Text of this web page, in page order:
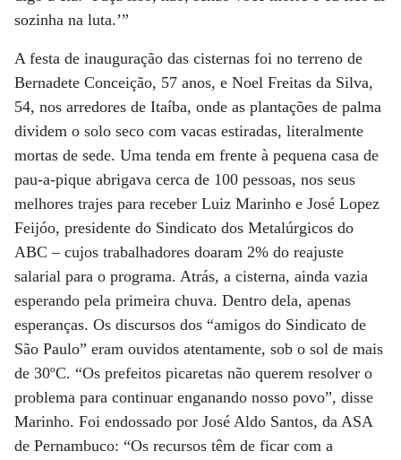
sozinha na luta.’”
A festa de inauguração das cisternas foi no terreno de
Bernadete Conceição, 57 anos, e Noel Freitas da Silva,
54, nos arredores de Itaíba, onde as plantações de palma
dividem o solo seco com vacas estiradas, literalmente
mortas de sede. Uma tenda em frente à pequena casa de
pau-a-pique abrigava cerca de 100 pessoas, nos seus
melhores trajes para receber Luiz Marinho e José Lopez
Feijóo, presidente do Sindicato dos Metalúrgicos do
ABC – cujos trabalhadores doaram 2% do reajuste
salarial para o programa. Atrás, a cisterna, ainda vazia
esperando pela primeira chuva. Dentro dela, apenas
esperanças. Os discursos dos “amigos do Sindicato de
São Paulo” eram ouvidos atentamente, sob o sol de mais
de 30ºC. “Os prefeitos picaretas não querem resolver o
problema para continuar enganando nosso povo”, disse
Marinho. Foi endossado por José Aldo Santos, da ASA
de Pernambuco: “Os recursos têm de ficar com a